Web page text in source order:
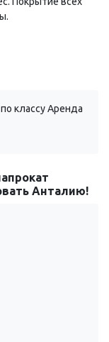
классу Аренда
Анталию!